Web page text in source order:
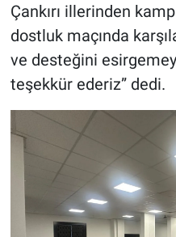
Çankırı illerinden
dostluk maçında
ve desteğini
teşekkür ederiz” dedi.